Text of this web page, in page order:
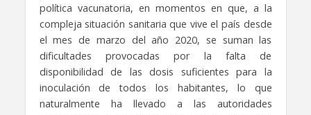
política vacunatoria, en momentos en que, a la
compleja situación sanitaria que vive el país desde
el mes de marzo del año 2020, se suman las
dificultades provocadas por la falta de
disponibilidad de las dosis suficientes para la
inoculación de todos los habitantes, lo que
naturalmente ha llevado a las autoridades